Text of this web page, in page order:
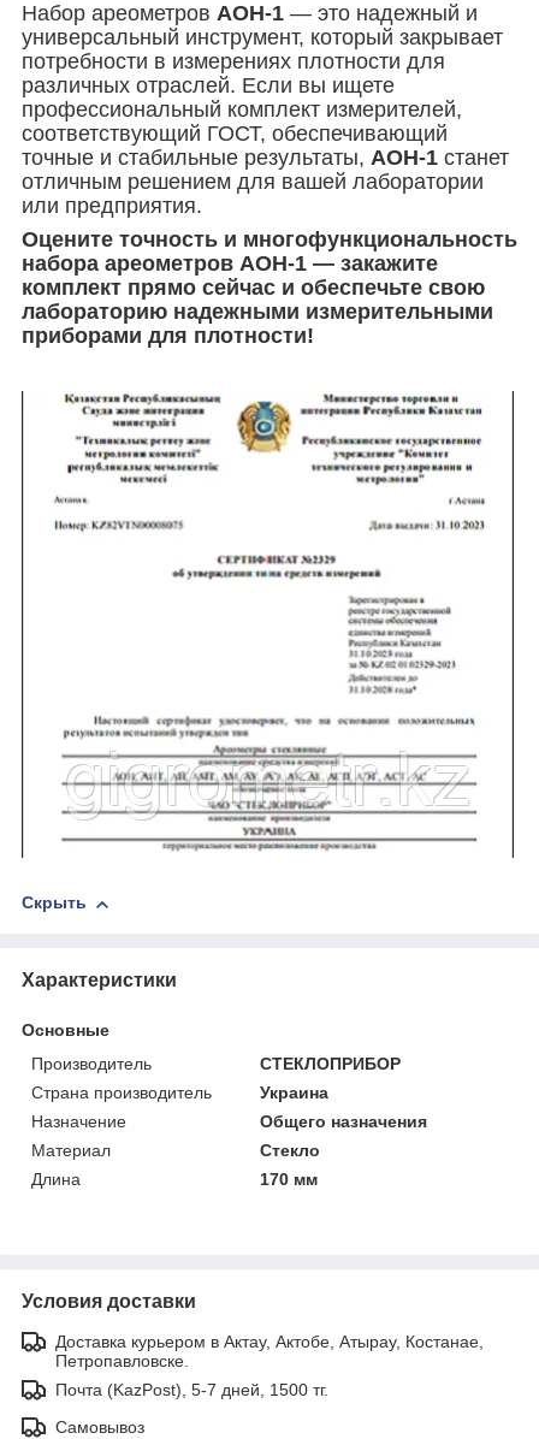
Набор ареометров АОН-1 — это надежный и
универсальный инструмент, который закрывает
потребности в измерениях плотности для
различных отраслей. Если вы ищете
профессиональный комплект измерителей,
соответствующий ГОСТ, обеспечивающий
точные и стабильные результаты, АОН-1 станет
отличным решением для вашей лаборатории
или предприятия.
Оцените точность и многофункциональность
набора ареометров АОН-1 — закажите
комплект прямо сейчас и обеспечьте свою
лабораторию надежными измерительными
приборами для плотности!
Скрыть
Характеристики
Основные
Производитель
СТЕКЛОПРИБОР
Страна производитель
Украина
Назначение
Общего назначения
Материал
Стекло
Длина
170 мм
Условия доставки
Доставка курьером в Актау, Актобе, Атырау, Костанае,
Петропавловске.
Почта (KazPost), 5-7 дней, 1500 тг.
Самовывоз